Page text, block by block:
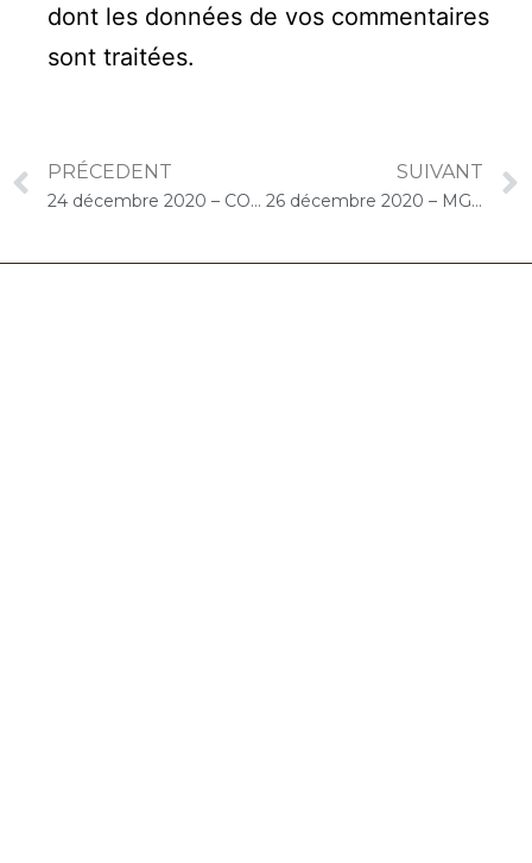
dont les données de vos commentaires
sont traitées.
PRÉCEDENT
24 décembre 2020 – COLISEE Pro Santé Evry (Bondoufle) : Concert « Cello Solo » Chantons Noël
SUIVANT
26 décembre 2020 – MGEN Arès (Bassin d’Arcachon) : Concert « Cello Solo »